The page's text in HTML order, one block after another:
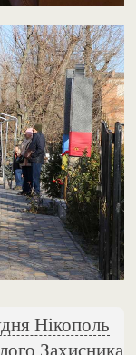
Нікополь
Захисника